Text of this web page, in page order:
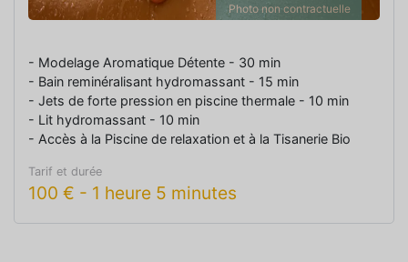
Photo non contractuelle
- Modelage Aromatique Détente - 30 min
- Bain reminéralisant hydromassant - 15 min
- Jets de forte pression en piscine thermale - 10 min
- Lit hydromassant - 10 min
- Accès à la Piscine de relaxation et à la Tisanerie Bio
Tarif et durée
100 € - 1 heure 5 minutes